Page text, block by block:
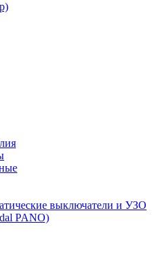
выключатели и УЗО
PANO)